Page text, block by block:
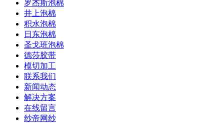
罗杰斯泡棉
井上泡棉
积水泡棉
日东泡棉
圣戈班泡棉
德莎胶带
模切加工
联系我们
新闻动态
解决方案
在线留言
纱帝网纱